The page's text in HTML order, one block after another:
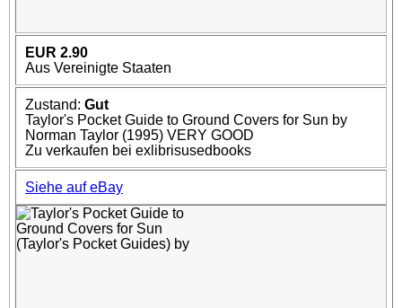
EUR 2.90
Aus Vereinigte Staaten
Zustand: Gut
Taylor's Pocket Guide to Ground Covers for Sun by
Norman Taylor (1995) VERY GOOD
Zu verkaufen bei exlibrisusedbooks
Siehe auf eBay